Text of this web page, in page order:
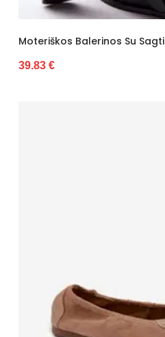
Moteriškos Balerinos Su
39.83 €